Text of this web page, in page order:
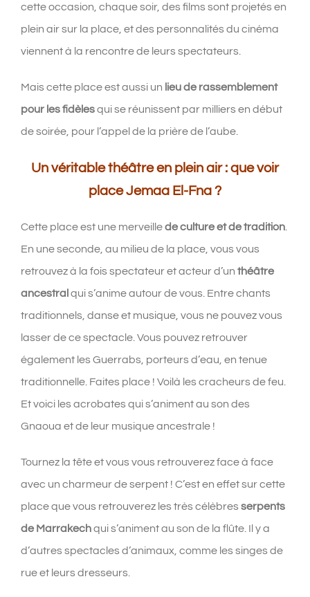
cette occasion, chaque soir, des films sont projetés en
plein air sur la place, et des personnalités du cinéma
viennent à la rencontre de leurs spectateurs.
Mais cette place est aussi un lieu de rassemblement
pour les fidèlesqui se réunissent par milliers en début
de soirée, pour l’appel de la prière de l’aube.
Un véritable théâtre en plein air : que voir
place Jemaa El-Fna ?
Cette place est une merveillede culture et de tradition.
En une seconde, au milieu de la place, vous vous
retrouvez à la fois spectateur et acteur d’un théâtre
ancestral qui s’anime autour de vous. Entre chants
traditionnels, danse et musique, vous ne pouvez vous
lasser de ce spectacle. Vous pouvez retrouver
également les Guerrabs, porteurs d’eau, en tenue
traditionnelle. Faites place ! Voilà les cracheurs de feu.
Et voici les acrobates qui s’animent au son des
Gnaoua et de leur musique ancestrale !
Tournez la tête et vous vous retrouverez face à face
avec un charmeur de serpent ! C’est en effet sur cette
place que vous retrouverez les très célèbresserpents
de Marrakechqui s’animent au son de la flûte. Il y a
d’autres spectacles d’animaux, comme les singes de
rue et leurs dresseurs.